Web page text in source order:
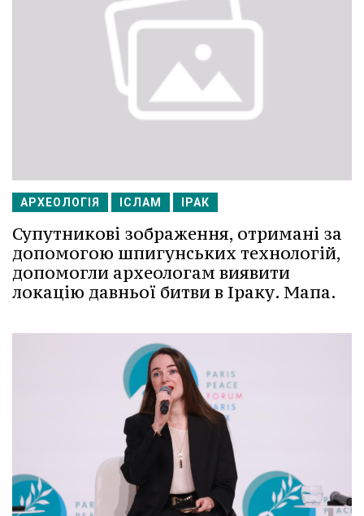
АРХЕОЛОГІЯ ІСЛАМ ІРАК
Супутникові зображення, отримані за
допомогою шпигунських технологій,
допомогли археологам виявити
локацію давньої битви в Іраку. Мапа.